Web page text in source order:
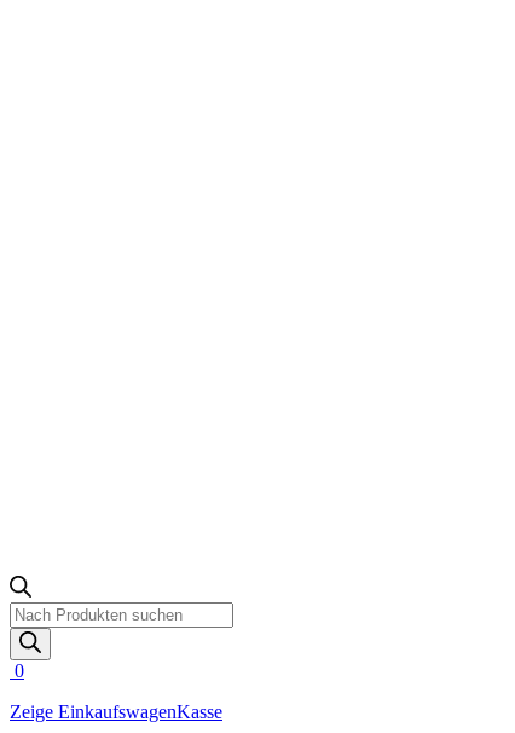
Products
search
0
Zeige EinkaufswagenKasse